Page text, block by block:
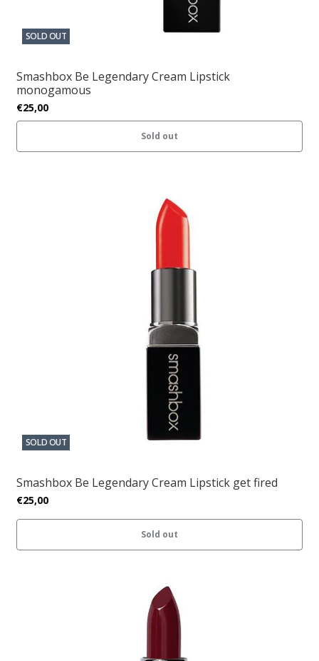
SOLD OUT
Smashbox Be Legendary Cream Lipstick
monogamous
€25,00
Sold out
SOLD OUT
Smashbox Be Legendary Cream Lipstick get fired
€25,00
Sold out